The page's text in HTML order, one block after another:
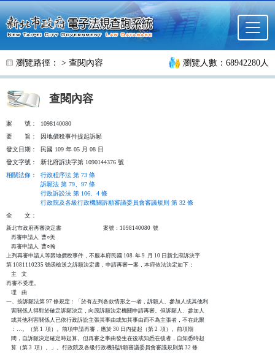
跳至主要內容
瀏覽路徑： > 查閱內容 瀏覽人數：68942280人
查閱內容
案 號：
1098140080
要
旨：
因地價稅事件提起訴願
發文日期：
民國 109 年 05 月 08 日
發文字號：
新北府訴決字第 1090144376 號
相關法條 ：
行政程序法 第 73 條
訴願法 第 79、97 條
行政訴訟法 第 106、4 條
行政院及各級行政機關訴願審議委員會審議規則 第 32 條
全
文：
新北市政府再審決定書                                  案號：1098140080  號
    再審申請人  曹○美
    再審申請人  曹○瀚
上列再審申請人等因地價稅事件，不服本府民國 108  年 9  月 10 日新北府訴決字
第 1081110235 號函檢送之訴願決定書，申請再審一案，本府依法決定如下：
    主    文
再審不受理。
    理    由
一、按訴願法第 97 條規定：「於有左列各款情形之一者，訴願人、參加人或其他利
    害關係人得對於確定訴願決定，向原訴願決定機關申請再審。但訴願人、參加人
    或其他利害關係人已依行政訴訟主張其事由或知其事由而不為主張者，不在此限
    ：…。（第 1  項）。前項申請再審，應於 30 日內提起（第 2  項）。前項期
    間，自訴願決定確定時起算。但再審之事由發生在後或知悉在後者，自知悉時起
    算（第 3  項）。」。行政院及各級行政機關訴願審議委員會審議規則第 32 條